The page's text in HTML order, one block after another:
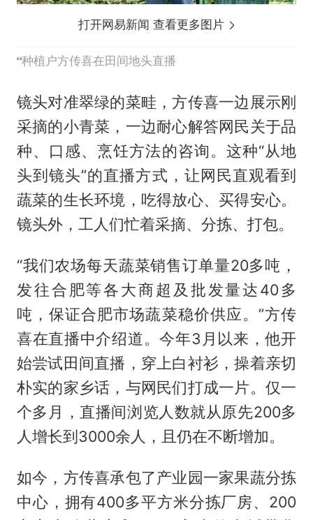
打开网易新闻 查看更多图片
种植户方传喜在田间地头直播
镜头对准翠绿的菜畦，方传喜一边展示刚
采摘的小青菜，一边耐心解答网民关于品
种、口感、烹饪方法的咨询。这种“从地
头到镜头”的直播方式，让网民直观看到
蔬菜的生长环境，吃得放心、买得安心。
镜头外，工人们忙着采摘、分拣、打包。
“我们农场每天蔬菜销售订单量20多吨，
发往合肥等各大商超及批发量达40多
吨，保证合肥市场蔬菜稳价供应。”方传
喜在直播中介绍道。今年3月以来，他开
始尝试田间直播，穿上白衬衫，操着亲切
朴实的家乡话，与网民们打成一片。仅一
个多月，直播间浏览人数就从原先200多
人增长到3000余人，且仍在不断增加。
如今，方传喜承包了产业园一家果蔬分拣
中心，拥有400多平方米分拣厂房、200